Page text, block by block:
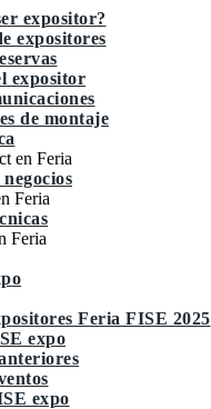
expositor?
expositores
expositor
de montaje
en Feria
Feria
Feria
Feria FISE 2025
expo
expo